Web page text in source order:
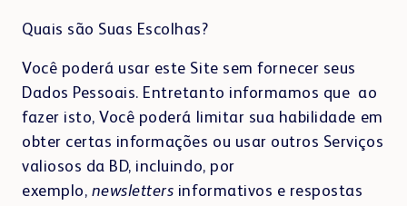
Quais são Suas Escolhas?
Você poderá usar este Site sem fornecer seus
Dados Pessoais. Entretanto informamos que ao
fazer isto, Você poderá limitar sua habilidade em
obter certas informações ou usar outros Serviços
valiosos da BD, incluindo, por
exemplo, newsletters informativos e respostas